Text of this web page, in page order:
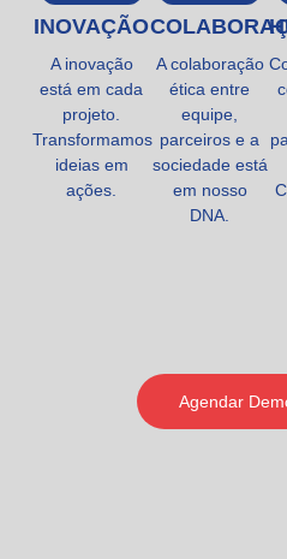
INOVAÇÃO
A inovação
está em cada
projeto.
Transformamos
ideias em
ações.
A colaboração
ética entre
equipe,
parceiros e a
sociedade está
em nosso
DNA.
Agendar